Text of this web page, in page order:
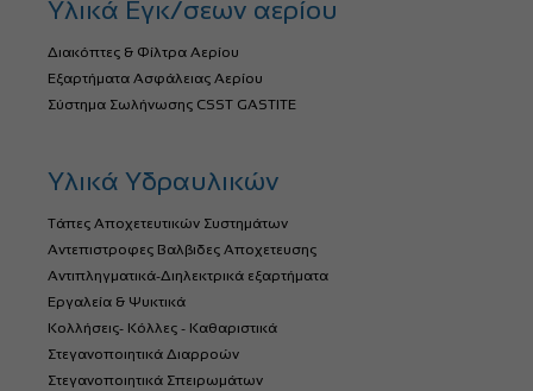
Υλικά Εγκ/σεων αερίου
Διακόπτες & Φίλτρα Αερίου
Εξαρτήματα Ασφάλειας Αερίου
Σύστημα Σωλήνωσης CSST GASTITE
Υλικά Υδραυλικών
Τάπες Αποχετευτικών Συστημάτων
Αντεπιστροφες Βαλβιδες Αποχετευσης
Αντιπληγματικά-Διηλεκτρικά εξαρτήματα
Εργαλεία & Ψυκτικά
Κολλήσεις- Κόλλες - Καθαριστικά
Στεγανοποιητικά Διαρροών
Στεγανοποιητικά Σπειρωμάτων